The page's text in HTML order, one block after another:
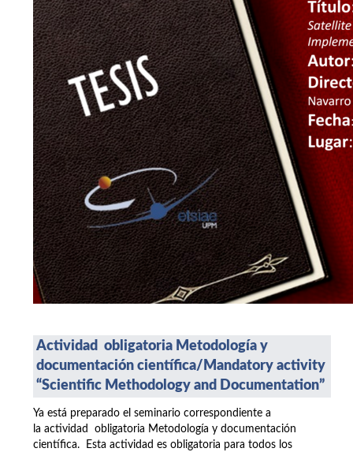
Actividad obligatoria Metodología y
documentación científica/ Mandatory activity
“Scientific Methodology and Documentation”
Ya está preparado el seminario correspondiente a
la actividad obligatoria Metodología y documentación
científica. Esta actividad es obligatoria para todos los